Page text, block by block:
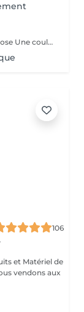
ATTENTION > Si + 3 ongles cassés = Nouvelle Pose Une couleur simple Pas de Nail Art inclus
106
et Matériel de